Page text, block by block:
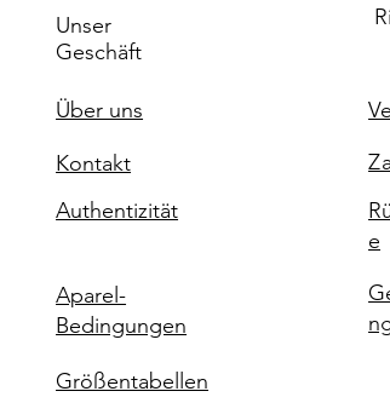
Unser
Geschäft
Über uns
Kontakt
Authentizität
Aparel-
Bedingungen
e
Größentabellen